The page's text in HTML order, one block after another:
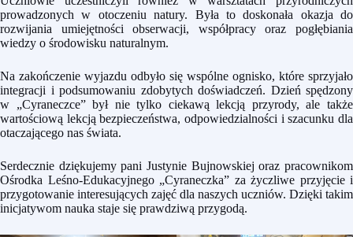
prowadzonych w otoczeniu natury. Była to doskonała okazja do
rozwijania umiejętności obserwacji, współpracy oraz pogłębiania
wiedzy o środowisku naturalnym.
Na zakończenie wyjazdu odbyło się wspólne ognisko, które sprzyjało
integracji i podsumowaniu zdobytych doświadczeń. Dzień spędzony
w „Cyraneczce” był nie tylko ciekawą lekcją przyrody, ale także
wartościową lekcją bezpieczeństwa, odpowiedzialności i szacunku dla
otaczającego nas świata.
Serdecznie dziękujemy pani Justynie Bujnowskiej oraz pracownikom
Ośrodka Leśno-Edukacyjnego „Cyraneczka” za życzliwe przyjęcie i
przygotowanie interesujących zajęć dla naszych uczniów. Dzięki takim
inicjatywom nauka staje się prawdziwą przygodą.